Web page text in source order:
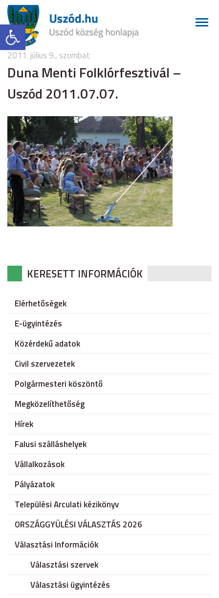
Eszköztár megnyitása
2011. július 9., szombat
Duna Menti Folklórfesztivál –
Uszód 2011.07.07.
KERESETT INFORMÁCIÓK
Elérhetőségek
E-ügyintézés
Közérdekű adatok
Civil szervezetek
Polgármesteri köszöntő
Megközelíthetőség
Hírek
Falusi szálláshelyek
Vállalkozások
Pályázatok
Települési Arculati kézikönyv
ORSZÁGGYÜLÉSI VÁLASZTÁS 2026
Választási Információk
Választási szervek
Választási ügyintézés